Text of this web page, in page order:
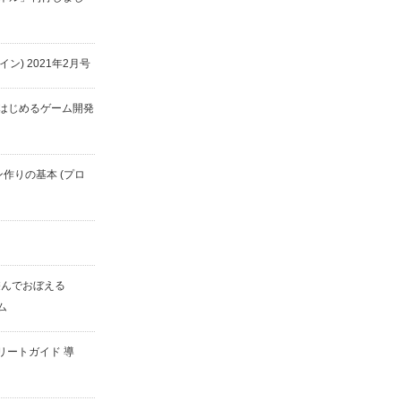
ン) 2021年2月号
じめるゲーム開発
りの基本 (プロ
でおぼえる
ートガイド 導